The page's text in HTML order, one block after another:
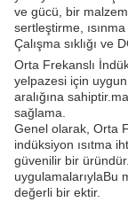
ve gücü, bir
sertleştirme,
Çalışma sıklığı ve
Orta Frekanslı
yelpazesi için
aralığına
sağlama.
Genel olarak, Orta
indüksiyon ısıtma
güvenilir bir
uygulamalarıylaBu
değerli bir ektir.